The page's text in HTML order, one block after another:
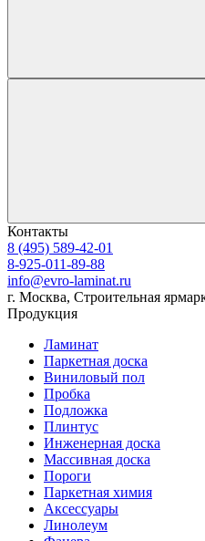
Контакты
8 (495) 589-42-01
8-925-011-89-88
info@evro-laminat.ru
г. Москва, Строительная
Продукция
Ламинат
Паркетная доска
Виниловый пол
Пробка
Подложка
Плинтус
Инженерная доска
Массивная доска
Пороги
Паркетная химия
Аксессуары
Линолеум